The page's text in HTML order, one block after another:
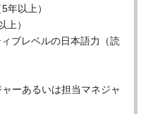
年以上）
上）
ブレベルの日本語力（読
ーあるいは担当マネジャ